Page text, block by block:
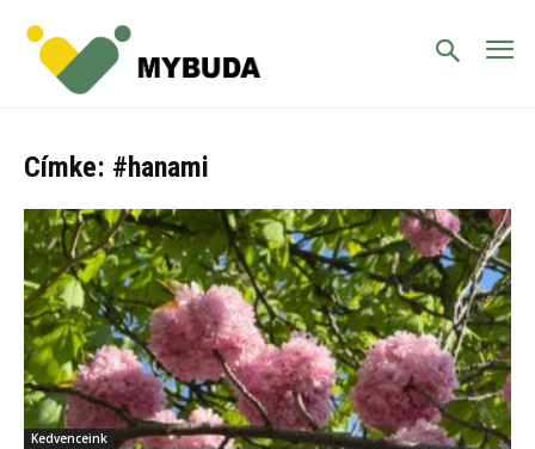
Címke: #hanami
Kedvenceink